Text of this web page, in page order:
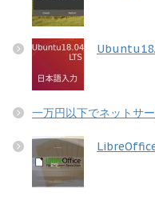
一万円以下でネットサ